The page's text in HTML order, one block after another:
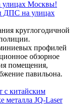
ДПС на улицах
круглогодичной
профилей
обзорное
помещения,
павильона.